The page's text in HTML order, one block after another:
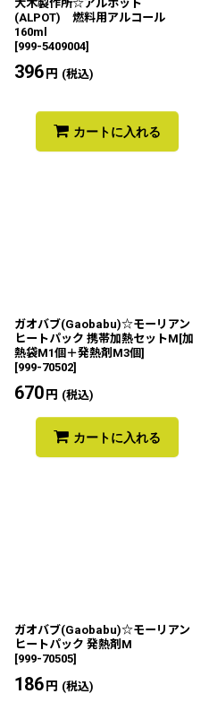
大木製作所☆アルポット
(ALPOT) 燃料用アルコール
160ml
[999-5409004]
396円 (税込)
カートに入れる
ガオバブ(Gaobabu)☆モーリアン
ヒートパック 携帯加熱セットM[加
熱袋M1個＋発熱剤M3個]
[999-70502]
670円 (税込)
カートに入れる
ガオバブ(Gaobabu)☆モーリアン
ヒートパック 発熱剤M
[999-70505]
186円 (税込)